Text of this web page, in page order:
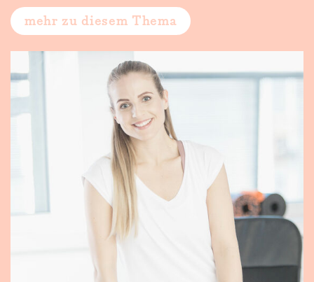
mehr zu diesem Thema